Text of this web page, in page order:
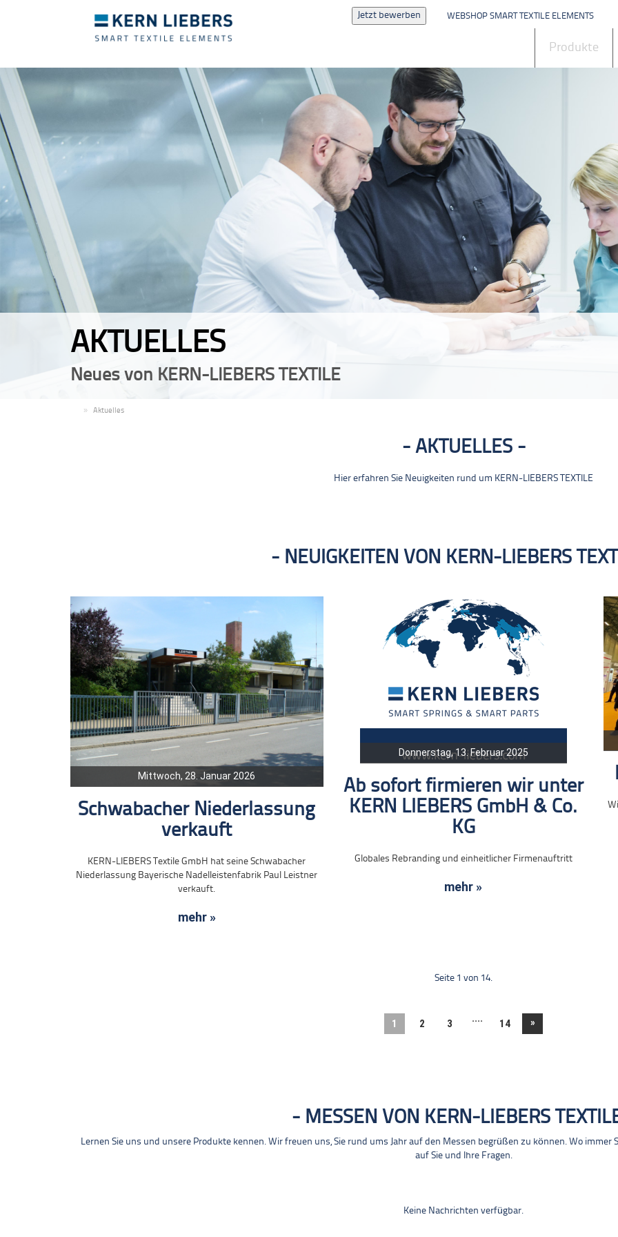
Jetzt bewerben WEBSHOP SMART TEXTILE ELEMENTS
Produkte
AKTUELLES
Neues von KERN-LIEBERS TEXTILE
Aktuelles
AKTUELLES
Hier erfahren Sie Neuigkeiten rund um KERN-LIEBERS TEXTILE
NEUIGKEITEN VON KERN-LIEBERS
Mittwoch, 28. Januar 2026
Schwabacher Niederlassung
verkauft
KERN-LIEBERS Textile GmbH hat seine Schwabacher
Niederlassung Bayerische Nadelleistenfabrik Paul Leistner
verkauft.
mehr »
Donnerstag, 13. Februar 2025
Ab sofort firmieren wir unter
KERN LIEBERS GmbH & Co.
KG
Globales Rebranding und einheitlicher Firmenauftritt
mehr »
Seite 1 von 14.
1 2 3 .... 14 »
MESSEN VON KERN-LIEBERS
Lernen Sie uns und unsere Produkte kennen. Wir freuen uns, Sie rund ums Jahr auf den Messen begrüßen zu können. Wo
auf Sie und Ihre Fragen.
Keine Nachrichten verfügbar.